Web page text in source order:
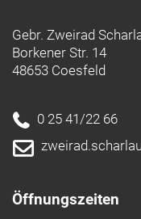
Gebr. Zweirad
Borkener Str. 14
48653 Coesfeld
0 25 41/22 66
Öffnungszeiten